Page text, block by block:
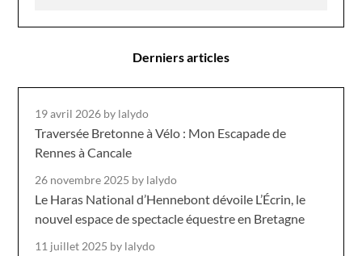
Derniers articles
19 avril 2026 by lalydo
Traversée Bretonne à Vélo : Mon Escapade de
Rennes à Cancale
26 novembre 2025 by lalydo
Le Haras National d’Hennebont dévoile L’Écrin, le
nouvel espace de spectacle équestre en Bretagne
11 juillet 2025 by lalydo